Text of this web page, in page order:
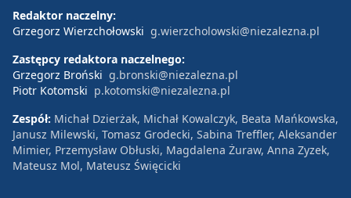
Redaktor naczelny:
Grzegorz Wierzchołowski g.wierzcholowski@niezalezna.pl
Zastępcy redaktora naczelnego:
Grzegorz Broński g.bronski@niezalezna.pl
Piotr Kotomski p.kotomski@niezalezna.pl
Zespół: Michał Dzierżak, Michał Kowalczyk, Beata Mańkowska,
Janusz Milewski, Tomasz Grodecki, Sabina Treffler, Aleksander
Mimier, Przemysław Obłuski, Magdalena Żuraw, Anna Zyzek,
Mateusz Mol, Mateusz Święcicki